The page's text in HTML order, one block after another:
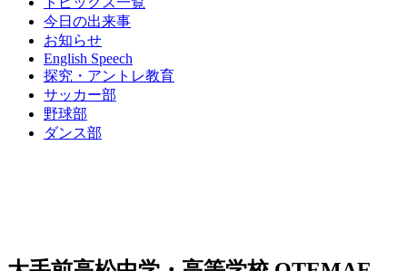
今日の出来事
お知らせ
English Speech
探究・アントレ教育
サッカー部
野球部
ダンス部